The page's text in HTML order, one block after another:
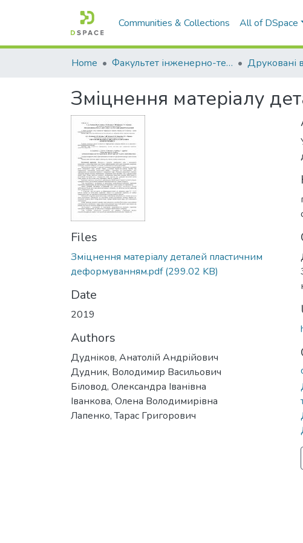
Communities & Collections All of DSpace
Home Факультет інженерно-технологічний
Зміцнення матеріалу
Files
Зміцнення матеріалу деталей пластичним
деформуванням.pdf(299.02 KB)
Date
2019
Authors
Дудніков, Анатолій Андрійович
Дудник, Володимир Васильович
Біловод, Олександра Іванівна
Іванкова, Олена Володимирівна
Лапенко, Тарас Григорович